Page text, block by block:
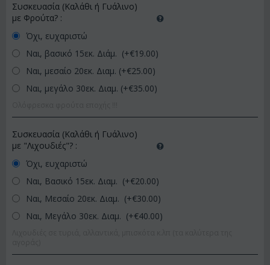
Συσκευασία (Καλάθι ή Γυάλινο)
με Φρούτα? :
Όχι, ευχαριστώ
Ναι, βασικό 15εκ. Διάμ. (+€19.00)
Ναι, μεσαίο 20εκ. Διαμ. (+€25.00)
Ναι, μεγάλο 30εκ. Διαμ. (+€35.00)
Συσκευασία (Καλάθι ή Γυάλινο)
με "Λιχουδιές"? :
Όχι, ευχαριστώ
Ναι, Βασικό 15εκ. Διαμ. (+€20.00)
Ναι, Μεσαίο 20εκ. Διαμ. (+€30.00)
Ναι, Μεγάλο 30εκ. Διαμ. (+€40.00)